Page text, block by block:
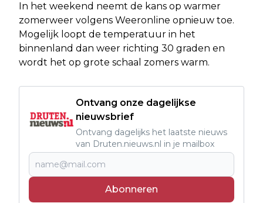
In het weekend neemt de kans op warmer
zomerweer volgens Weeronline opnieuw toe.
Mogelijk loopt de temperatuur in het
binnenland dan weer richting 30 graden en
wordt het op grote schaal zomers warm.
Ontvang onze dagelijkse
nieuwsbrief
Ontvang dagelijks het laatste nieuws
van Druten.nieuws.nl in je mailbox
Abonneren